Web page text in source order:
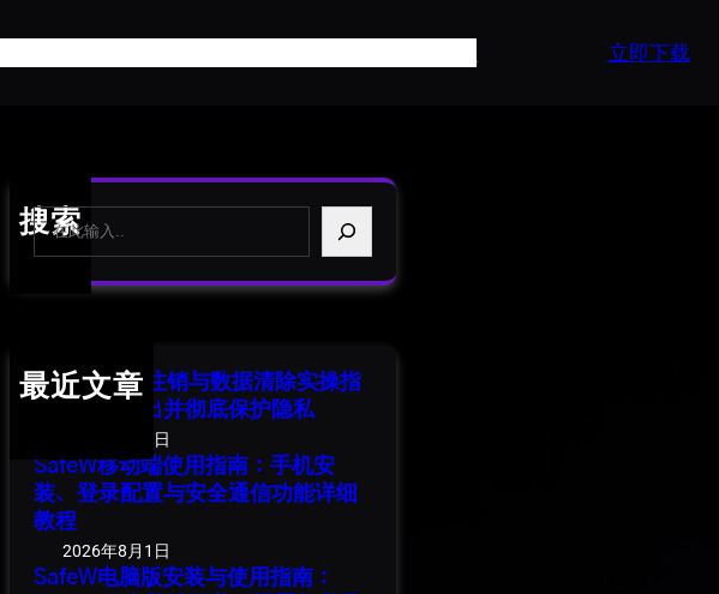
立即下载
搜索
S
最近文章
SafeW 账号注销与数据清除实操指
南：安全退出并彻底保护隐私
2026年8月1日
SafeW移动端使用指南：手机安
装、登录配置与安全通信功能详细
教程
2026年8月1日
SafeW电脑版安装与使用指南：